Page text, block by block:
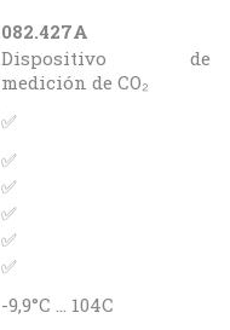
082.427A
Dispositivo de
medición de CO₂
✅
✅
✅
✅
✅
✅
-9,9°C ... 104C